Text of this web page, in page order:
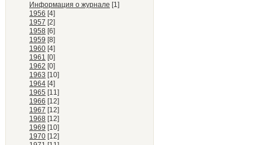
Информация о журнале [1]
1956 [4]
1957 [2]
1958 [6]
1959 [8]
1960 [4]
1961 [0]
1962 [0]
1963 [10]
1964 [4]
1965 [11]
1966 [12]
1967 [12]
1968 [12]
1969 [10]
1970 [12]